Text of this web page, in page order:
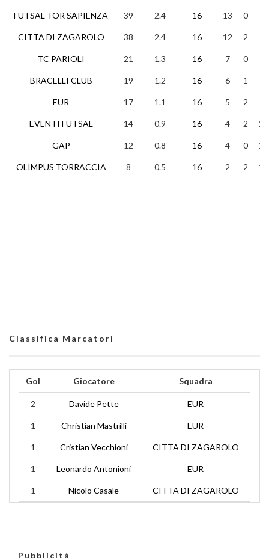
FUTSAL TOR SAPIENZA
CITTA DI ZAGAROLO
TC PARIOLI
BRACELLI CLUB
EUR
EVENTI FUTSAL
GAP
OLIMPUS TORRACCIA
39 2.4 16 13 0
38 2.4 16 12 2
21 1.3 16 7 0
19 1.2 16 6 1
17 1.1 16 5 2
14 0.9 16 4 2 10
12 0.8 16 4 0 12
8 0.5 16 2 2 12
Classifica Marcatori
Gol Giocatore Squadra
2 Davide Pette EUR
1 Christian Mastrilli EUR
1 Cristian Vecchioni CITTA DI ZAGAROLO
1 Leonardo Antonioni EUR
1 Nicolo Casale CITTA DI ZAGAROLO
Pubblicità